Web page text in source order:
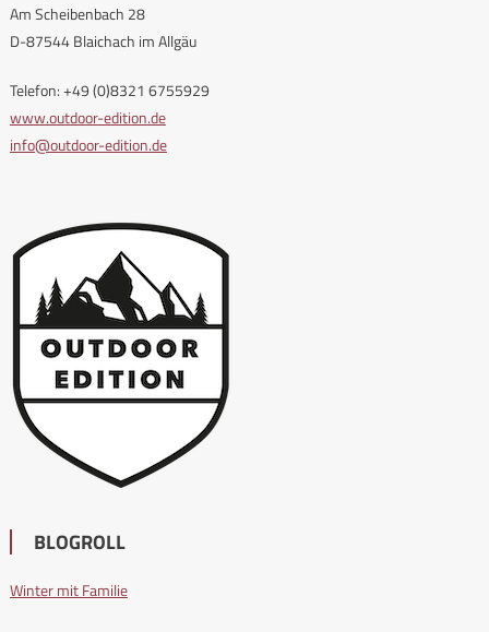
Am Scheibenbach 28
D-87544 Blaichach im Allgäu
Telefon: +49 (0)8321 6755929
www.outdoor-edition.de
info@outdoor-edition.de
BLOGROLL
Winter mit Familie